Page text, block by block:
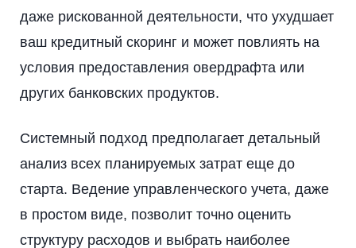
даже рискованной деятельности, что ухудшает
ваш кредитный скоринг и может повлиять на
условия предоставления овердрафта или
других банковских продуктов.
Системный подход предполагает детальный
анализ всех планируемых затрат еще до
старта. Ведение управленческого учета, даже
в простом виде, позволит точно оценить
структуру расходов и выбрать наиболее